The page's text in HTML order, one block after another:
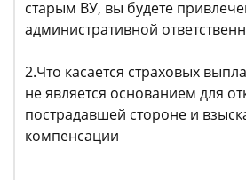
старым ВУ, вы будете
административной
2.Что касается страховых
не является основанием для
пострадавшей стороне и
компенсации